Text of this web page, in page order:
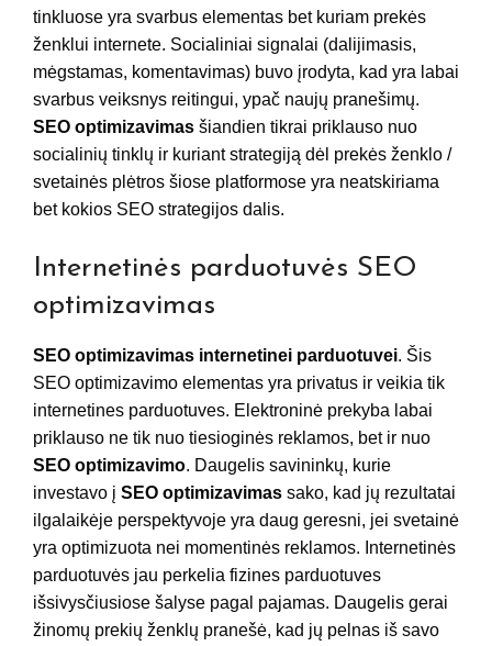
tinkluose yra svarbus elementas bet kuriam prekės
ženklui internete. Socialiniai signalai (dalijimasis,
mėgstamas, komentavimas) buvo įrodyta, kad yra labai
svarbus veiksnys reitingui, ypač naujų pranešimų.
SEO optimizavimas šiandien tikrai priklauso nuo
socialinių tinklų ir kuriant strategiją dėl prekės ženklo /
svetainės plėtros šiose platformose yra neatskiriama
bet kokios SEO strategijos dalis.
Internetinės parduotuvės SEO
optimizavimas
SEO optimizavimas internetinei parduotuvei. Šis
SEO optimizavimo elementas yra privatus ir veikia tik
internetines parduotuves. Elektroninė prekyba labai
priklauso ne tik nuo tiesioginės reklamos, bet ir nuo
SEO optimizavimo. Daugelis savininkų, kurie
investavo į SEO optimizavimas sako, kad jų rezultatai
ilgalaikėje perspektyvoje yra daug geresni, jei svetainė
yra optimizuota nei momentinės reklamos. Internetinės
parduotuvės jau perkelia fizines parduotuves
išsivysčiusiose šalyse pagal pajamas. Daugelis gerai
žinomų prekių ženklų pranešė, kad jų pelnas iš savo